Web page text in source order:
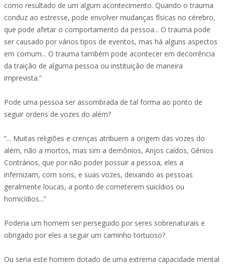
como resultado de um algum acontecimento. Quando o trauma
conduz ao estresse, pode envolver mudanças físicas no cérebro,
que pode afetar o comportamento da pessoa... O trauma pode
ser causado por vários tipos de eventos, mas há alguns aspectos
em comum... O trauma também pode acontecer em decorrência
da traição de alguma pessoa ou instituição de maneira
imprevista.”
Pode uma pessoa ser assombrada de tal forma ao ponto de
seguir ordens de vozes do além?
“... Muitas religiões e crenças atribuem a origem das vozes do
além, não a mortos, mas sim a demônios, Anjos caídos, Gênios
Contrários, que por não poder possuir a pessoa, eles a
infernizam, com sons, e suas vozes, deixando as pessoas
geralmente loucas, a ponto de cometerem suicídios ou
homicídios...”
Poderia um homem ser perseguido por seres sobrenaturais e
obrigado por eles a seguir um caminho tortuoso?
Ou seria este homem dotado de uma extrema capacidade mental